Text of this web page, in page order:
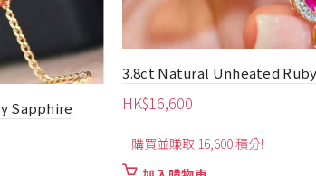
Sapphire
3.8ct Natural Unheated
HK$16,600
購買並賺取 16,600 積分!